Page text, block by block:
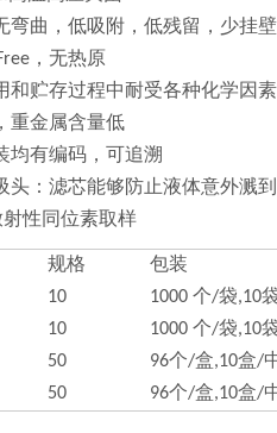
弯曲，低吸附，低残留，少挂壁
，无热原
和贮存过程中耐受各种化学因素
重金属含量低
均有编码，可追溯
头：滤芯能够防止液体意外溅
射性同位素取样
规格
包装
10
1000 个/袋,10
10
1000 个/袋,10
50
96个/盒,10盒/
50 96个/盒,10盒/